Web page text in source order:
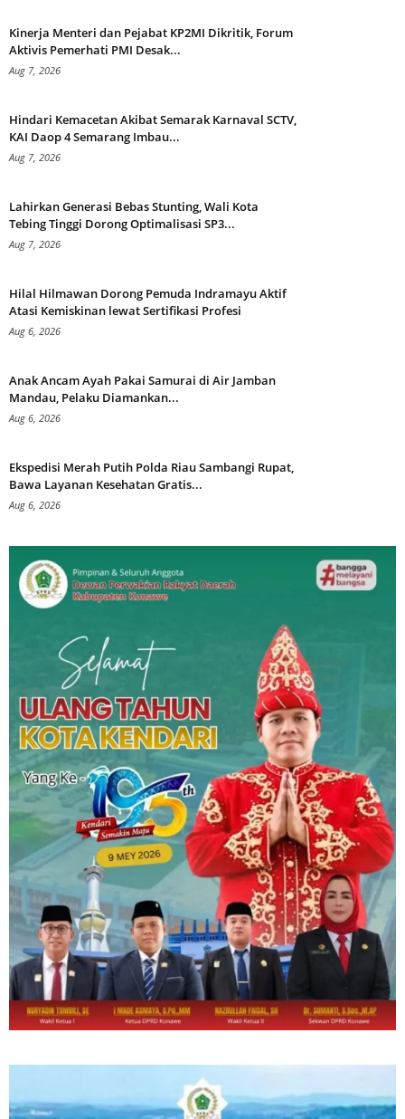
Kinerja Menteri dan Pejabat KP2MI Dikritik, Forum
Aktivis Pemerhati PMI Desak...
Aug 7, 2026
Hindari Kemacetan Akibat Semarak Karnaval SCTV,
KAI Daop 4 Semarang Imbau...
Aug 7, 2026
Lahirkan Generasi Bebas Stunting, Wali Kota
Tebing Tinggi Dorong Optimalisasi SP3...
Aug 7, 2026
Hilal Hilmawan Dorong Pemuda Indramayu Aktif
Atasi Kemiskinan lewat Sertifikasi Profesi
Aug 6, 2026
Anak Ancam Ayah Pakai Samurai di Air Jamban
Mandau, Pelaku Diamankan...
Aug 6, 2026
Ekspedisi Merah Putih Polda Riau Sambangi Rupat,
Bawa Layanan Kesehatan Gratis...
Aug 6, 2026